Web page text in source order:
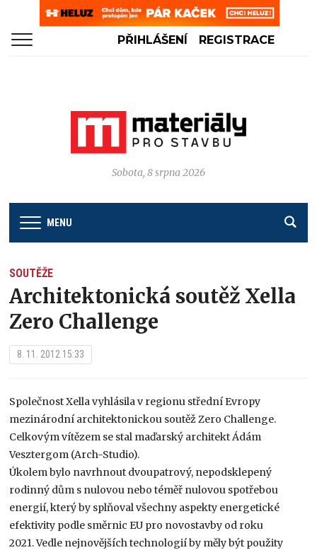
PŘIHLÁŠENÍ REGISTRACE
Sobota, 8 srpna 2026
MENU
SOUTĚŽE
Architektonická soutěž Xella
Zero Challenge
8. 11. 2012 15:33
Společnost Xella vyhlásila v regionu střední Evropy
mezinárodní architektonickou soutěž Zero Challenge.
Celkovým vítězem se stal maďarský architekt Ádám
Vesztergom (Arch-Studio).
Úkolem bylo navrhnout dvoupatrový, nepodsklepený
rodinný dům s nulovou nebo téměř nulovou spotřebou
energií, který by splňoval všechny aspekty energetické
efektivity podle směrnic EU pro novostavby od roku
2021. Vedle nejnovějších technologií by měly být použity